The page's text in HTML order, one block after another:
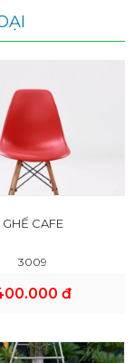
GHẾ CAFE
3009
đ